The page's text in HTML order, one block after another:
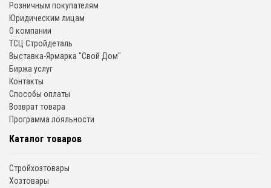
Розничным покупателям
Юридическим лицам
О компании
ТСЦ Стройдеталь
Выставка-Ярмарка "Свой Дом"
Биржа услуг
Контакты
Способы оплаты
Возврат товара
Программа лояльности
Каталог товаров
Стройхозтовары
Хозтовары